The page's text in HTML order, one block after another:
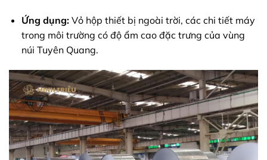
Ứng dụng:Vỏ hộp thiết bị ngoài trời, các chi tiết máy
trong môi trường có độ ẩm cao đặc trưng của vùng
núi Tuyên Quang.